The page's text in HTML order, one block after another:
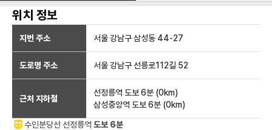
위치 정보
지번 주소 서울 강남구 삼성동 44-27
도로명 주소 서울 강남구 선릉로112길 52
근처 지하철
선정릉역 도보 6분 (0km)
삼성중앙역 도보 6분 (0km)
수인분당선 선정릉역 도보 6분